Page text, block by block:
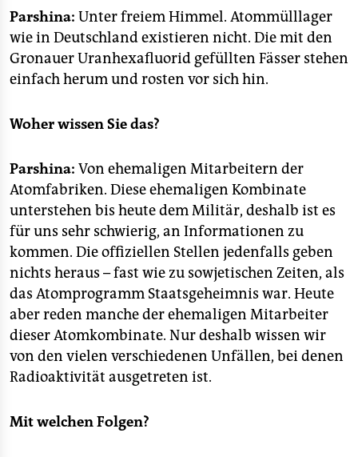
Parshina: Unter freiem Himmel. Atommülllager
wie in Deutschland existieren nicht. Die mit den
Gronauer Uranhexafluorid gefüllten Fässer stehen
einfach herum und rosten vor sich hin.
Woher wissen Sie das?
Parshina: Von ehemaligen Mitarbeitern der
Atomfabriken. Diese ehemaligen Kombinate
unterstehen bis heute dem Militär, deshalb ist es
für uns sehr schwierig, an Informationen zu
kommen. Die offiziellen Stellen jedenfalls geben
nichts heraus – fast wie zu sowjetischen Zeiten, als
das Atomprogramm Staatsgeheimnis war. Heute
aber reden manche der ehemaligen Mitarbeiter
dieser Atomkombinate. Nur deshalb wissen wir
von den vielen verschiedenen Unfällen, bei denen
Radioaktivität ausgetreten ist.
Mit welchen Folgen?